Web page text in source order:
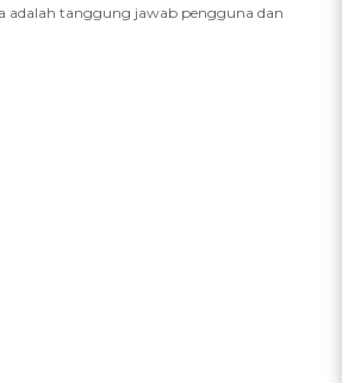
adalah tanggung jawab pengguna dan